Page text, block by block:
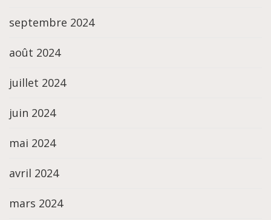
septembre 2024
août 2024
juillet 2024
juin 2024
mai 2024
avril 2024
mars 2024